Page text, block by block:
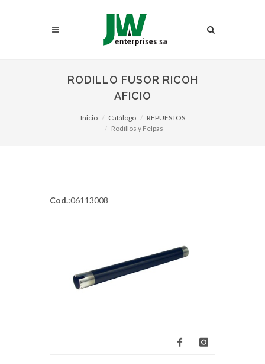
RODILLO FUSOR RICOH
AFICIO
Inicio Catálogo
REPUESTOS
Rodillos y Felpas
Cod.:06113008